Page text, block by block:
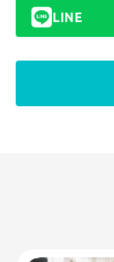
LINE